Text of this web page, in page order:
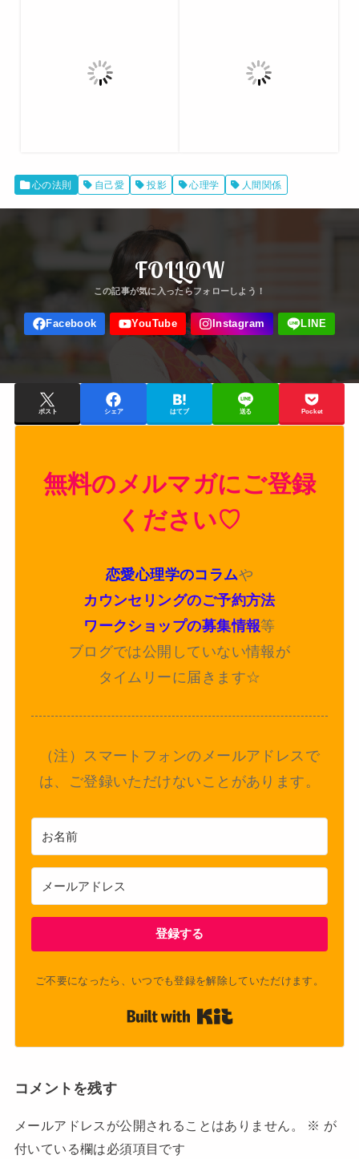
心の法則 自己愛 投影 心理学 人間関係
FOLLOW
ポスト シェア はてブ 送る Pocket
無料のメルマガにご登録
ください♡
恋愛心理学のコラムや
カウンセリングのご予約方法
ワークショップの募集情報等
ブログでは公開していない情報が
タイムリーに届きます☆
（注）スマートフォンのメールアドレスで
は、ご登録いただけないことがあります。
登録する
ご不要になったら、いつでも登録を解除していただけます。
コメントを残す
メールアドレスが公開されることはありません。 ※ が
付いている欄は必須項目です